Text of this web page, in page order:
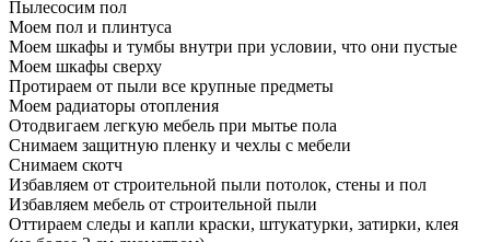
Пылесосим пол
Моем пол и плинтуса
Моем шкафы и тумбы внутри при условии, что они пустые
Моем шкафы сверху
Протираем от пыли все крупные предметы
Моем радиаторы отопления
Отодвигаем легкую мебель при мытье пола
Снимаем защитную пленку и чехлы с мебели
Снимаем скотч
Избавляем от строительной пыли потолок, стены и пол
Избавляем мебель от строительной пыли
Оттираем следы и капли краски, штукатурки, затирки, клея